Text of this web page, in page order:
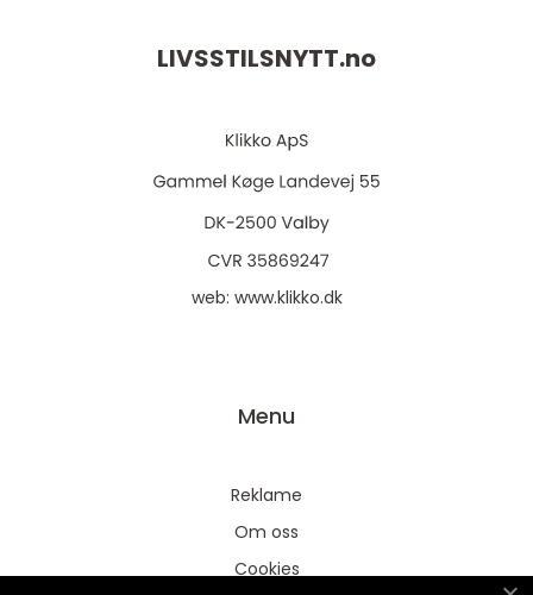
LIVSSTILSNYTT.no
web: www.klikko.dk
Menu
Reklame
Om oss
Cookies